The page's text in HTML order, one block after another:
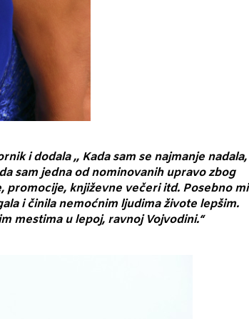
i dodala ,, Kada sam se najmanje nadala,
sam jedna od nominovanih upravo zbog
književne večeri itd. Posebno mi
i činila nemoćnim ljudima živote lepšim.
mestima u lepoj, ravnoj Vojvodini.“